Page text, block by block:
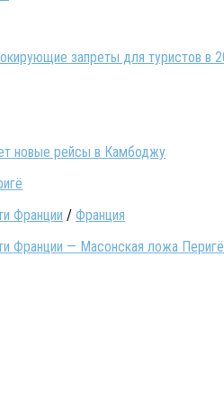
запреты для туристов в
новые рейсы в Камбоджу
Франции / Франция
Франции — Масонская ложа Перигё